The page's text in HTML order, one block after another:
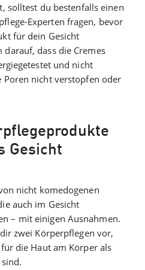
solltest du bestenfalls einen
Experten fragen, bevor
für dein Gesicht
dass die Cremes
und nicht
Poren nicht verstopfen oder
Gesicht
nicht komedogenen
auch im Gesicht
– mit einigen Ausnahmen.
zwei Körperpflegen vor,
die Haut am Körper als